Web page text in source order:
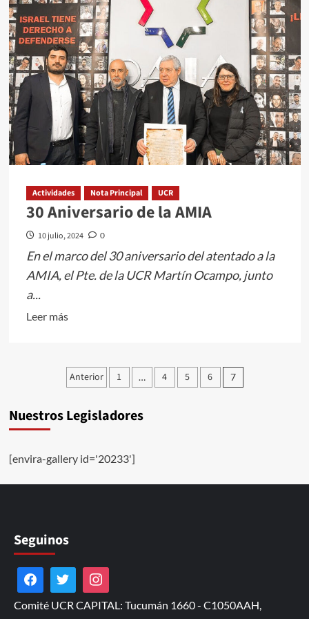
Actividades Nota Principal UCR
30 Aniversario de la AMIA
10 julio, 2024 0
En el marco del 30 aniversario del atentado a la
AMIA, el Pte. de la UCR Martín Ocampo, junto
a...
Leer másLeer
30
Aniversario
la
Paginación
entradas
Anterior 1 … 4 5 6 7
Nuestros Legisladores
[envira-gallery id='20233']
Seguinos
Comité UCR CAPITAL: Tucumán 1660 - C1050AAH,